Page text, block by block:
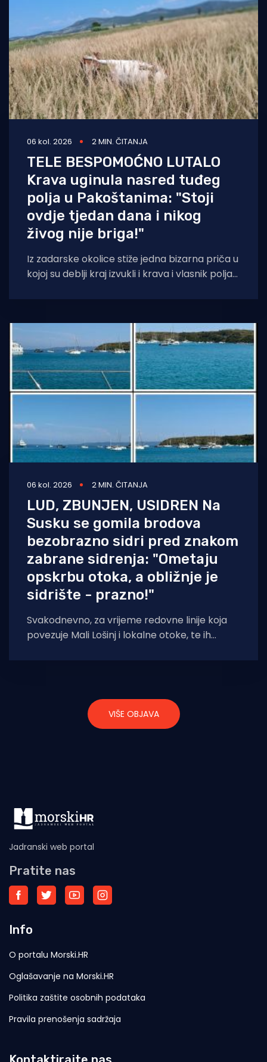
06 kol. 2026 2 MIN. ČITANJA
TELE BESPOMOĆNO LUTALO
Krava uginula nasred tuđeg
polja u Pakoštanima: "Stoji
ovdje tjedan dana i nikog
živog nije briga!"
Iz zadarske okolice stiže jedna bizarna priča u
kojoj su deblji kraj izvukli i krava i vlasnik polja
06 kol. 2026 2 MIN. ČITANJA
LUD, ZBUNJEN, USIDREN Na
Susku se gomila brodova
bezobrazno sidri pred znakom
zabrane sidrenja: "Ometaju
opskrbu otoka, a obližnje je
sidrište - prazno!"
Svakodnevno, za vrijeme redovne linije koja
povezuje Mali Lošinj i lokalne otoke, te ih
VIŠE OBJAVA
Jadranski web portal
Pratite nas
Info
O portalu Morski.HR
Oglašavanje na Morski.HR
Politika zaštite osobnih podataka
Pravila prenošenja sadržaja